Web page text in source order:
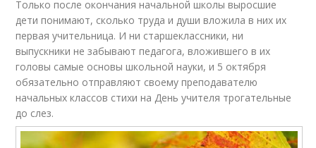
Только после окончания начальной школы выросшие
дети понимают, сколько труда и души вложила в них их
первая учительница. И ни старшеклассники, ни
выпускники не забывают педагога, вложившего в их
головы самые основы школьной науки, и 5 октября
обязательно отправляют своему преподавателю
начальных классов стихи на День учителя трогательные
до слез.